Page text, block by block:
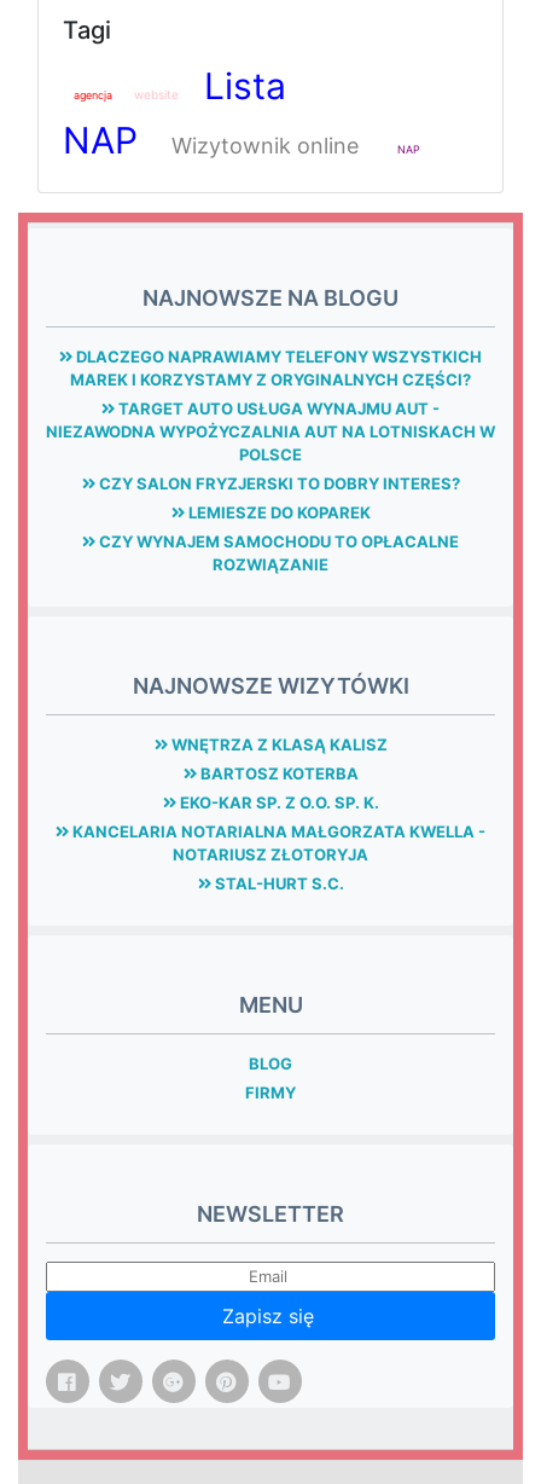
Tagi
agencja website
Lista
NAP
Wizytownik online NAP
NAJNOWSZE NA BLOGU
DLACZEGO NAPRAWIAMY TELEFONY WSZYSTKICH
MAREK I KORZYSTAMY Z ORYGINALNYCH CZĘŚCI?
TARGET AUTO USŁUGA WYNAJMU AUT -
NIEZAWODNA WYPOŻYCZALNIA AUT NA LOTNISKACH W
POLSCE
CZY SALON FRYZJERSKI TO DOBRY INTERES?
LEMIESZE DO KOPAREK
CZY WYNAJEM SAMOCHODU TO OPŁACALNE
ROZWIĄZANIE
NAJNOWSZE WIZYTÓWKI
WNĘTRZA Z KLASĄ KALISZ
BARTOSZ KOTERBA
EKO-KAR SP. Z O.O. SP. K.
KANCELARIA NOTARIALNA MAŁGORZATA KWELLA -
NOTARIUSZ ZŁOTORYJA
STAL-HURT S.C.
MENU
BLOG
FIRMY
NEWSLETTER
Zapisz się